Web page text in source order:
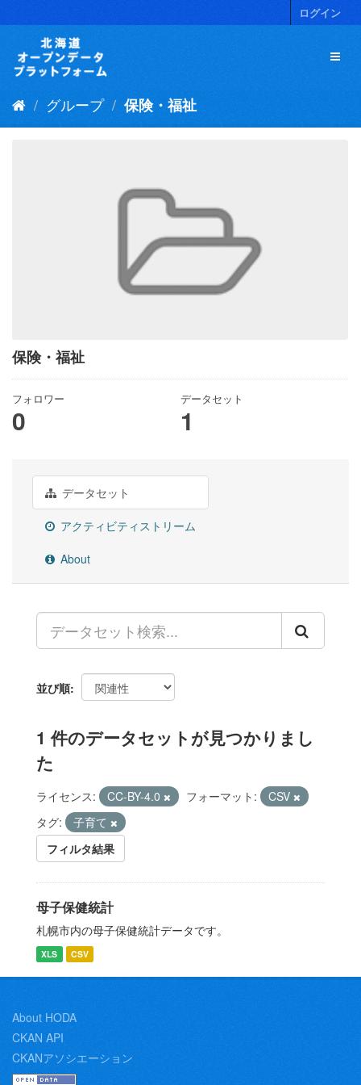
キ
ログイン
グループ 保険・福祉
保険・福祉
フォロワー
0
データセット
1
データセット
アクティビティストリーム
About
並び順
1 件のデータセットが見つかりまし
た
ライセンス: CC-BY-4.0 フォーマット:
CSV
タグ:
子育て
フィルタ結果
母子保健統計
札幌市内の母子保健統計データです。
XLS CSV
About HODA
CKAN API
CKANアソシエーション